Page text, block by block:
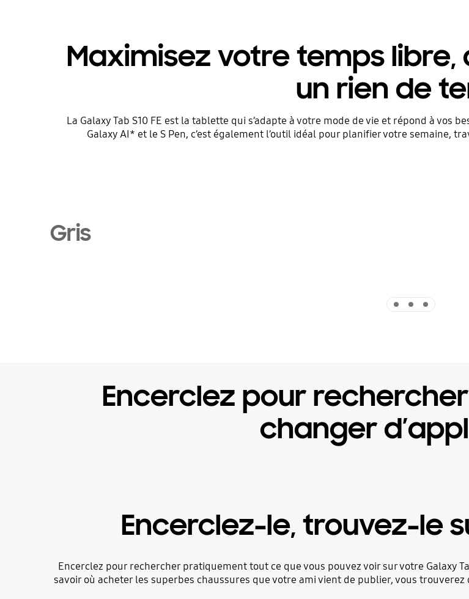
Maximisez votre temps
un rien de
La Galaxy Tab S10 FE est la tablette qui s’adapte à votre mode de vie et répond à vos
Galaxy AI* et le S Pen, c’est également l’outil idéal pour planifier votre semaine,
Gris
Encerclez pour
changer
Encerclez-le, trouvez-le
Encerclez pour rechercher pratiquement tout ce que vous pouvez voir sur votre Galaxy
savoir où acheter les superbes chaussures que votre ami vient de publier, vous